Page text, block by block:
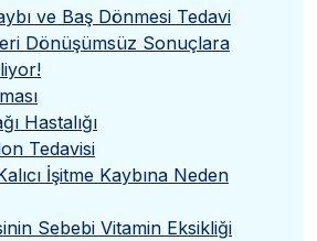
ve Baş Dönmesi Tedavi
Dönüşümsüz Sonuçlara
Hastalığı
Tedavisi
İşitme Kaybına Neden
Sebebi Vitamin Eksikliği